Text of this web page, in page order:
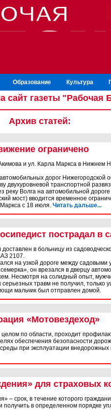
Образование Культура
сайт газеты "Рабочая
Архив статей:
ограничено
и ул. Карла Маркса в Нижнем
дорог Нижегородской
двухуровневой транспортной
реку Волга на автомобильной
мост) вводится временное
с 18 июля. Читать дальше...
пострадал в
в больницу из
2107.
на узкой дороге между садовыми
он врезался в дверцу
Несмотря на солидный опыт,
травм не получил, только
мальчик был отправлен домой.
«Мотовездеход»
по области, проходит
обеспечения безопасности
при эксплуатации
для страховых
– срок, в течение которого
получить в определенном порядке